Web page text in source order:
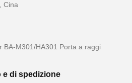
Cina
BA-M301/HA301 Porta a raggi
e di spedizione